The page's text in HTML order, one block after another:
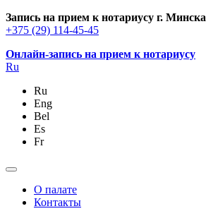
Запись на прием к нотариусу г. Минска
+375 (29) 114-45-45
Онлайн-запись на прием к нотариусу
Ru
Ru
Eng
Bel
Es
Fr
О палате
Контакты